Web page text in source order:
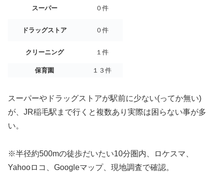
スーパー ０件
ドラッグストア ０件
クリーニング １件
保育園 １３件
スーパーやドラッグストアが駅前に少ない(ってか無い)
が、JR稲毛駅まで行くと複数あり実際は困らない事が多
い。
※半径約500mの徒歩だいたい10分圏内、ロケスマ、
Yahooロコ、Googleマップ、現地調査で確認。